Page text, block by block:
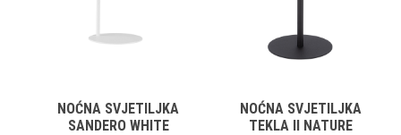
NOĆNA SVJETILJKA
SANDERO WHITE
NOĆNA SVJETILJKA
TEKLA II NATURE